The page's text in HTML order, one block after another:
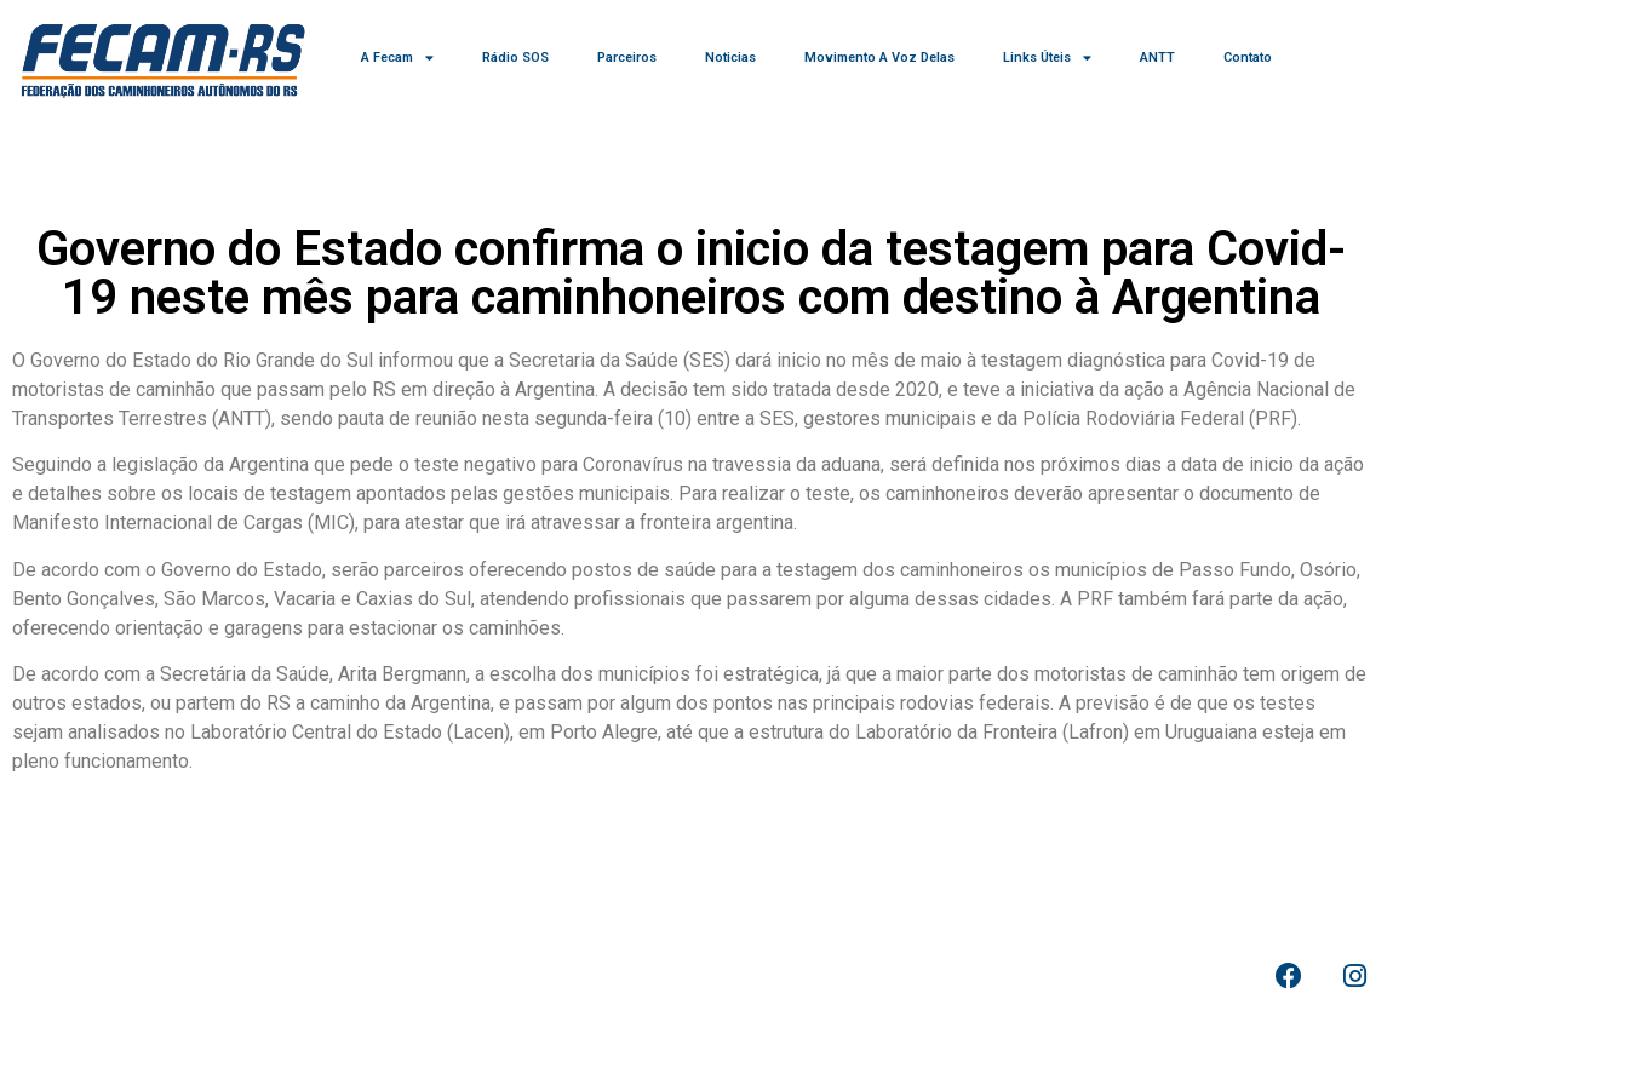
A Fecam Rádio SOS Parceiros Noticias Movimento A Voz Delas Links Úteis ANTT Contato
Governo do Estado confirma o inicio da testagem para Covid-
19 neste mês para caminhoneiros com destino à Argentina
O Governo do Estado do Rio Grande do Sul informou que a Secretaria da Saúde (SES) dará inicio no mês de maio à testagem diagnóstica para Covid-19 de
motoristas de caminhão que passam pelo RS em direção à Argentina. A decisão tem sido tratada desde 2020, e teve a iniciativa da ação a Agência Nacional de
Transportes Terrestres (ANTT), sendo pauta de reunião nesta segunda-feira (10) entre a SES, gestores municipais e da Polícia Rodoviária Federal (PRF).
Seguindo a legislação da Argentina que pede o teste negativo para Coronavírus na travessia da aduana, será definida nos próximos dias a data de inicio da ação
e detalhes sobre os locais de testagem apontados pelas gestões municipais. Para realizar o teste, os caminhoneiros deverão apresentar o documento de
Manifesto Internacional de Cargas (MIC), para atestar que irá atravessar a fronteira argentina.
De acordo com o Governo do Estado, serão parceiros oferecendo postos de saúde para a testagem dos caminhoneiros os municípios de Passo Fundo, Osório,
Bento Gonçalves, São Marcos, Vacaria e Caxias do Sul, atendendo profissionais que passarem por alguma dessas cidades. A PRF também fará parte da ação,
oferecendo orientação e garagens para estacionar os caminhões.
De acordo com a Secretária da Saúde, Arita Bergmann, a escolha dos municípios foi estratégica, já que a maior parte dos motoristas de caminhão tem origem de
outros estados, ou partem do RS a caminho da Argentina, e passam por algum dos pontos nas principais rodovias federais. A previsão é de que os testes
sejam analisados no Laboratório Central do Estado (Lacen), em Porto Alegre, até que a estrutura do Laboratório da Fronteira (Lafron) em Uruguaiana esteja em
pleno funcionamento.